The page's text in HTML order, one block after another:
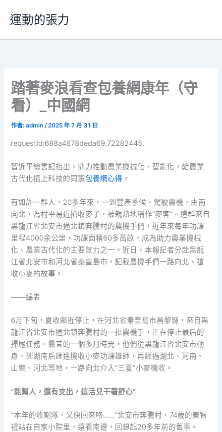
要
運動的張力
踏著麥浪看查包養網康年（守
看）_中國網
作者:admin/2025 年 7 月 31 日
requestId:688a4678deda69.72282445.
習近平總書記指出，鼎力推動農業機械化、智能化，給農業
古代化插上科技的同黨包養網心得 。
有如許一群人，20多年來，一到豐產季候，駕駛農機，由南
向北，為村平易近搶收麥子，被親熱地稱作“麥客”。這群來自
黑龍江省北安市通北鎮奔騰村的農機手們，近年來每年功課
里程4000余公里，功課面積60多萬畝，成為助力農業機械
化、農業古代化的主要氣力之一。近日，本報記者分赴黑龍
江省北安市和河北省秦皇島市，記載農機手們一路向北、搶
收小麥的故事。
——編者
6月下旬，夏收鄰近停止，在河北省秦皇島市昌黎縣，來自黑
龍江省北安市通北鎮奔騰村的一批農機手，正在停止最后的
掃尾任務。曩昔的一個多月時光，他們從黑龍江省北安市動
身，到湖南后匯進機收小麥功課雄師，再經過湖北、河南、
山東、河北等地，一路向北介入“三夏”小麥機收。
“能幫人，還有支出，這活兒干著舒心”
“本年的收割隊，又快回來咯……”北安市奔騰村，74歲的秦智
禮站在自家小院里，遠看南邊，回想起20多年前的舊事。